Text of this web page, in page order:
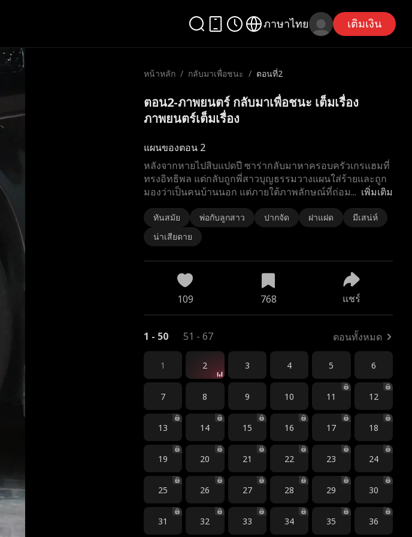
ภาษาไทย เติมเงิน
หน้าหลัก / กลับมาเพื่อชนะ / ตอนที่2
ตอน2-ภาพยนตร์ กลับมาเพื่อชนะ เต็มเรื่อง
ภาพยนตร์เต็มเรื่อง
แผนของตอน 2
เพิ่มเติม
หลังจากหายไปสิบแปดปี ซาร่ากลับมาหาครอบครัวเกรแฮมที่
ทรงอิทธิพล แต่กลับถูกพี่สาวบุญธรรมวางแผนใส่ร้ายและถูก
มองว่าเป็นคนบ้านนอก แต่ภายใต้ภาพลักษณ์ที่ถ่อม...
ทันสมัย พ่อกับลูกสาว ปากจัด ฝาแฝด
มีเสน่ห์
น่าเสียดาย
109 768 แชร์
1 - 50 51 - 67 ตอนทั้งหมด
1 2 3 4 5 6
7 8 9 10 11 12
13 14 15 16 17 18
19 20 21 22 23 24
25 26 27 28 29 30
31 32 33 34 35 36